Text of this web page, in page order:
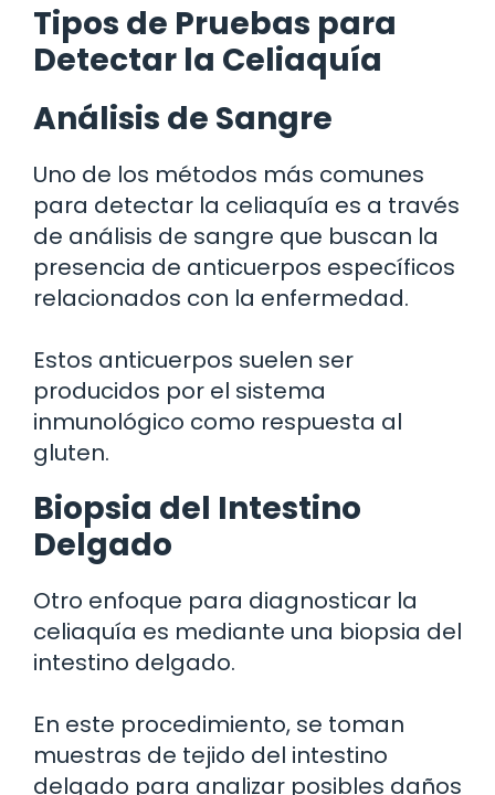
Tipos de Pruebas para
Detectar la Celiaquía
Análisis de Sangre
Uno de los métodos más comunes
para detectar la celiaquía es a través
de análisis de sangre que buscan la
presencia de anticuerpos específicos
relacionados con la enfermedad.
Estos anticuerpos suelen ser
producidos por el sistema
inmunológico como respuesta al
gluten.
Biopsia del Intestino
Delgado
Otro enfoque para diagnosticar la
celiaquía es mediante una biopsia del
intestino delgado.
En este procedimiento, se toman
muestras de tejido del intestino
delgado para analizar posibles daños